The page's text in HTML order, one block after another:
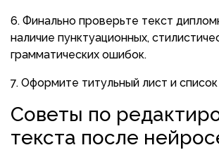
6. Финально проверьте текст
наличие пунктуационных,
грамматических ошибок.
7. Оформите титульный лист и
Советы по
текста после